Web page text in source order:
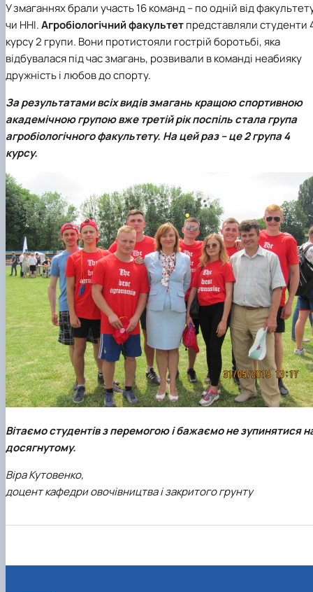
У змаганнях брали участь 16 команд – по одній від
чи ННІ.Агробіологічний факультетпредставляли студенти
курсу 2 групи. Вони протистояли гострій боротьбі, яка
відбувалася під час змагань, розвивали в команді неабияку
дружність і любов до спорту.
За результатами всіх видів змаганькращою спортивною
академічною групоювже третій рік поспіль стала група
агробіологічного факультету. На цей раз – це 2 група 4
курсу.
Вітаємо студентів з перемогою і бажаємо не зупинятися
досягнутому.
Віра Кутовенко,
доцент кафедри овочівництва і закритого грунту